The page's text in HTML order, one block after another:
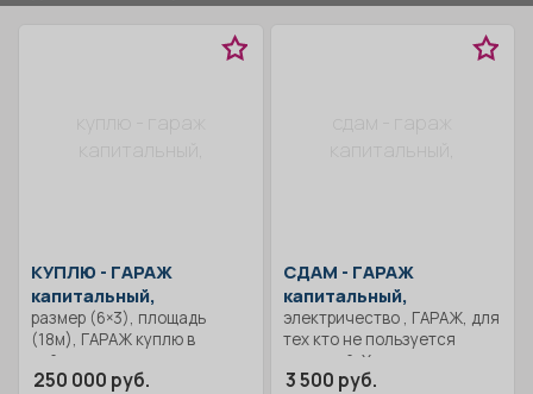
куплю - гараж
КУПЛЮ - ГАРАЖ
капитальный,
размер (6×3), площадь
(18м), ГАРАЖ куплю в
районе виадука, южная
сторона 250000 р.
250 000 руб.
сдам - гараж
СДАМ - ГАРАЖ
капитальный,
электричество , ГАРАЖ, для
тех кто не пользуется
машиной. Хранение
велосипедов, автошин и
3 500 руб.